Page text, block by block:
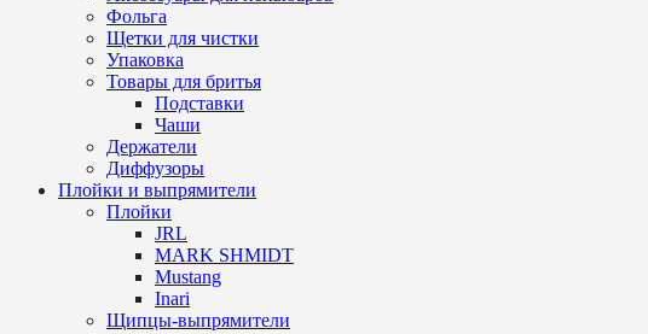
Фольга
Щетки для чистки
Упаковка
Товары для бритья
Подставки
Чаши
Держатели
Диффузоры
Плойки и выпрямители
Плойки
JRL
MARK SHMIDT
Mustang
Inari
Щипцы-выпрямители